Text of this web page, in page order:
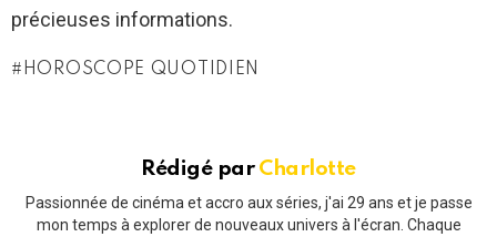
précieuses informations.
HOROSCOPE QUOTIDIEN
Rédigé par Charlotte
Passionnée de cinéma et accro aux séries, j'ai 29 ans et je passe
mon temps à explorer de nouveaux univers à l'écran. Chaque